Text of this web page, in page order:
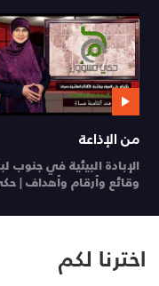
من الإذاعة
الإبادة البيئية في جنوب
وقائع وأرقام وأهداف |
مسؤول
اخترنا لكم